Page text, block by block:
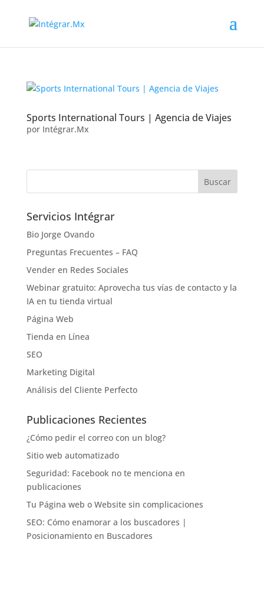
Sports International Tours | Agencia de Viajes
por Intégrar.Mx
Servicios Intégrar
Bio Jorge Ovando
Preguntas Frecuentes – FAQ
Vender en Redes Sociales
Webinar gratuito: Aprovecha tus vías de contacto y la
IA en tu tienda virtual
Página Web
Tienda en Línea
SEO
Marketing Digital
Análisis del Cliente Perfecto
Publicaciones Recientes
¿Cómo pedir el correo con un blog?
Sitio web automatizado
Seguridad: Facebook no te menciona en
publicaciones
Tu Página web o Website sin complicaciones
SEO: Cómo enamorar a los buscadores |
Posicionamiento en Buscadores